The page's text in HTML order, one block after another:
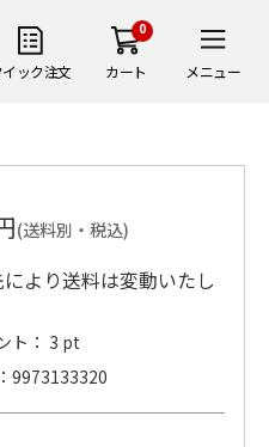
イック注文
0
カート メニュー
(送料別・税込)
より送料は変動いたし
ト： 3 pt
9973133320